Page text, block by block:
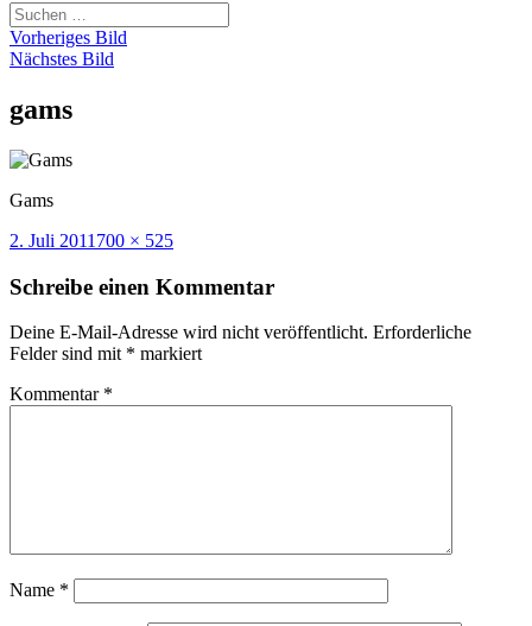
Suchen
nach:
Vorheriges Bild
Nächstes Bild
gams
Gams
Veröffentlicht
2. Juli 2011 Volle
700 × 525
Schreibe einen Kommentar
Deine E-Mail-Adresse wird nicht veröffentlicht. Erforderliche
Felder sind mit * markiert
Kommentar *
Name *